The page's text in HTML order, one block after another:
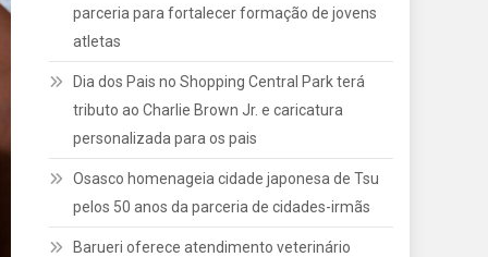
parceria para fortalecer formação de jovens
atletas
Dia dos Pais no Shopping Central Park terá
tributo ao Charlie Brown Jr. e caricatura
personalizada para os pais
Osasco homenageia cidade japonesa de Tsu
pelos 50 anos da parceria de cidades-irmãs
Barueri oferece atendimento veterinário